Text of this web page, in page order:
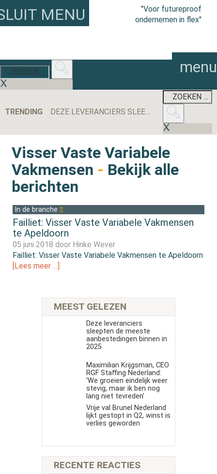
"Voor futureproof
ondernemen in flex"
MENU
menu
TRENDING DEZE LEVERANCIERS SLEEPTEN DE MEESTE AANBESTEDINGEN BINNEN IN 2025
Visser Vaste Variabele
Vakmensen - Bekijk alle
berichten
In de branche
Failliet: Visser Vaste Variabele Vakmensen
te Apeldoorn
05 juni 2018 door Hinke Wever
Failliet: Visser Vaste Variabele Vakmensen te Apeldoorn
[Lees meer …]
MEEST GELEZEN
Deze leveranciers
sleepten de meeste
aanbestedingen binnen in
2025
Maximilian Krijgsman, CEO
RGF Staffing Nederland:
‘We groeien eindelijk weer
stevig, maar ik ben nog
lang niet tevreden’
Vrije val Brunel Nederland
lijkt gestopt in Q2, winst is
verlies geworden
RECENTE REACTIES